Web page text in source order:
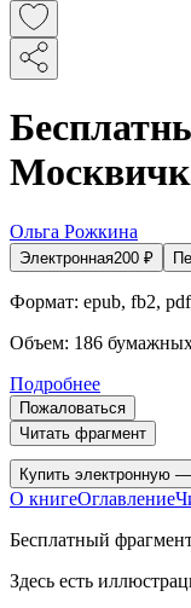
Ольга Рожкина
Электронная200 ₽
Формат: epub, fb2,
Объем: 186
Подробнее
Пожаловаться
Читать фрагмент
Купить электронную
О книгеОглавление
Бесплатный
Здесь есть